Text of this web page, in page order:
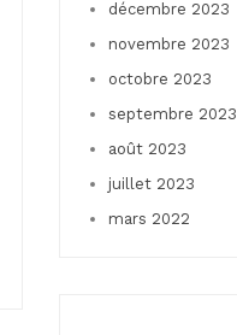
décembre 2023
novembre 2023
octobre 2023
septembre 2023
août 2023
juillet 2023
mars 2022